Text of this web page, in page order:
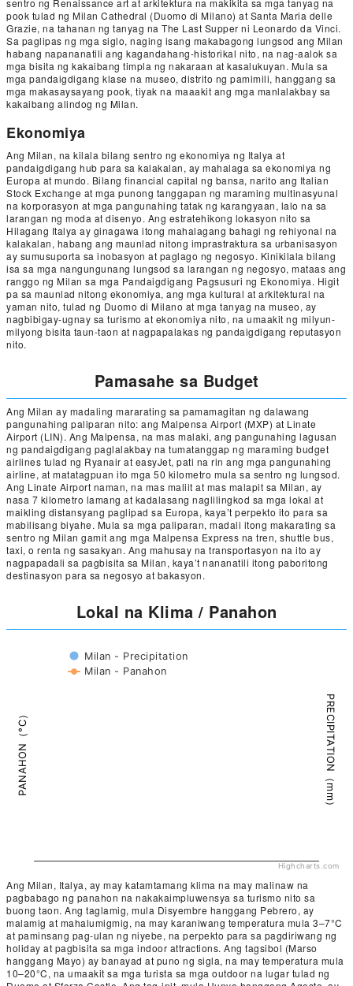
pook tulad ng Milan Cathedral (Duomo di Milano) at Santa Maria delle
Grazie, na tahanan ng tanyag na The Last Supper ni Leonardo da Vinci.
Sa paglipas ng mga siglo, naging isang makabagong lungsod ang Milan
habang napananatili ang kagandahang-historikal nito, na nag-aalok sa
mga bisita ng kakaibang timpla ng nakaraan at kasalukuyan. Mula sa
mga pandaigdigang klase na museo, distrito ng pamimili, hanggang sa
mga makasaysayang pook, tiyak na maaakit ang mga manlalakbay sa
kakaibang alindog ng Milan.
Ekonomiya
Ang Milan, na kilala bilang sentro ng ekonomiya ng Italya at
pandaigdigang hub para sa kalakalan, ay mahalaga sa ekonomiya ng
Europa at mundo. Bilang financial capital ng bansa, narito ang Italian
Stock Exchange at mga punong tanggapan ng maraming multinasyunal
na korporasyon at mga pangunahing tatak ng karangyaan, lalo na sa
larangan ng moda at disenyo. Ang estratehikong lokasyon nito sa
Hilagang Italya ay ginagawa itong mahalagang bahagi ng rehiyonal na
kalakalan, habang ang maunlad nitong imprastraktura sa urbanisasyon
ay sumusuporta sa inobasyon at paglago ng negosyo. Kinikilala bilang
isa sa mga nangungunang lungsod sa larangan ng negosyo, mataas ang
ranggo ng Milan sa mga Pandaigdigang Pagsusuri ng Ekonomiya. Higit
pa sa maunlad nitong ekonomiya, ang mga kultural at arkitektural na
yaman nito, tulad ng Duomo di Milano at mga tanyag na museo, ay
nagbibigay-ugnay sa turismo at ekonomiya nito, na umaakit ng milyun-
milyong bisita taun-taon at nagpapalakas ng pandaigdigang reputasyon
nito.
Pamasahe sa Budget
Ang Milan ay madaling mararating sa pamamagitan ng dalawang
pangunahing paliparan nito: ang Malpensa Airport (MXP) at Linate
Airport (LIN). Ang Malpensa, na mas malaki, ang pangunahing lagusan
ng pandaigdigang paglalakbay na tumatanggap ng maraming budget
airlines tulad ng Ryanair at easyJet, pati na rin ang mga pangunahing
airline, at matatagpuan ito mga 50 kilometro mula sa sentro ng lungsod.
Ang Linate Airport naman, na mas maliit at mas malapit sa Milan, ay
nasa 7 kilometro lamang at kadalasang naglilingkod sa mga lokal at
maikling distansyang paglipad sa Europa, kaya’t perpekto ito para sa
mabilisang biyahe. Mula sa mga paliparan, madali itong makarating sa
sentro ng Milan gamit ang mga Malpensa Express na tren, shuttle bus,
taxi, o renta ng sasakyan. Ang mahusay na transportasyon na ito ay
nagpapadali sa pagbisita sa Milan, kaya’t nananatili itong paboritong
destinasyon para sa negosyo at bakasyon.
Lokal na Klima / Panahon
PANAHON（°C） PRECIPITATION（mm）
Milan - Precipitation
Milan - Panahon
Highcharts.com
Ang Milan, Italya, ay may katamtamang klima na may malinaw na
pagbabago ng panahon na nakakaimpluwensya sa turismo nito sa
buong taon. Ang taglamig, mula Disyembre hanggang Pebrero, ay
malamig at mahalumigmig, na may karaniwang temperatura mula 3–7°C
at paminsang pag-ulan ng niyebe, na perpekto para sa pagdiriwang ng
holiday at pagbisita sa mga indoor attractions. Ang tagsibol (Marso
hanggang Mayo) ay banayad at puno ng sigla, na may temperatura mula
10–20°C, na umaakit sa mga turista sa mga outdoor na lugar tulad ng